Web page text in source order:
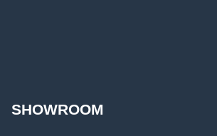
SHOWROOM